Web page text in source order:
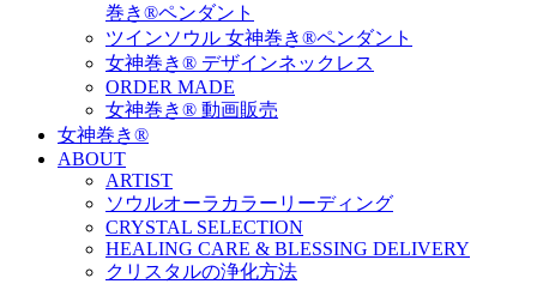
巻き®ペンダント
ツインソウル 女神巻き®ペンダント
女神巻き® デザインネックレス
ORDER MADE
女神巻き® 動画販売
女神巻き®
ABOUT
ARTIST
ソウルオーラカラーリーディング
CRYSTAL SELECTION
HEALING CARE & BLESSING DELIVERY
クリスタルの浄化方法